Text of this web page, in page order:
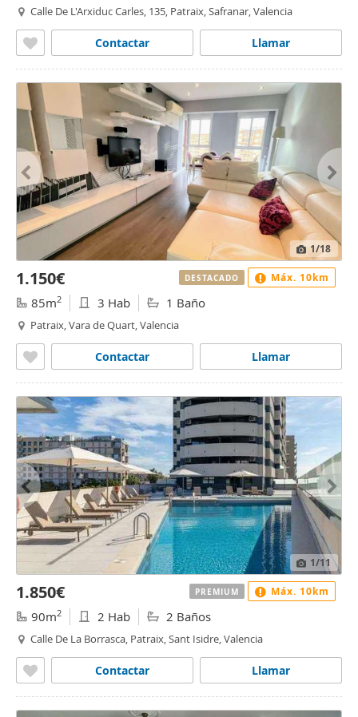
Calle De L'Arxiduc Carles, 135, Patraix, Safranar, Valencia
Llamar
Contactar
1/18
1.150€
85m2 3 Hab 1 Baño
Patraix, Vara de Quart, Valencia
Llamar
Contactar
DESTACADO Máx. 10km
1/11
1.850€
90m2 2 Hab 2 Baños
Calle De La Borrasca, Patraix, Sant Isidre, Valencia
Llamar
Contactar
PREMIUM Máx. 10km